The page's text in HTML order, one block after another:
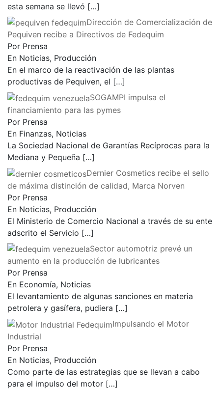
esta semana se llevó […]
Dirección de Comercialización de
Pequiven recibe a Directivos de Fedequim
Por Prensa
En Noticias, Producción
En el marco de la reactivación de las plantas
productivas de Pequiven, el […]
SOGAMPI impulsa el
financiamiento para las pymes
Por Prensa
En Finanzas, Noticias
La Sociedad Nacional de Garantías Recíprocas para la
Mediana y Pequeña […]
Dernier Cosmetics recibe el sello
de máxima distinción de calidad, Marca Norven
Por Prensa
En Noticias, Producción
El Ministerio de Comercio Nacional a través de su ente
adscrito el Servicio […]
Sector automotriz prevé un
aumento en la producción de lubricantes
Por Prensa
En Economía, Noticias
El levantamiento de algunas sanciones en materia
petrolera y gasífera, pudiera […]
Impulsando el Motor
Industrial
Por Prensa
En Noticias, Producción
Como parte de las estrategias que se llevan a cabo
para el impulso del motor […]